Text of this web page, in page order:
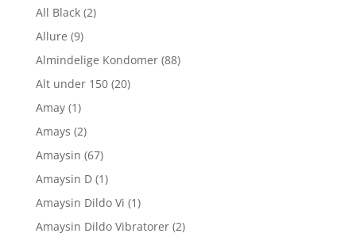
All Black (2)
Allure (9)
Almindelige Kondomer (88)
Alt under 150 (20)
Amay (1)
Amays (2)
Amaysin (67)
Amaysin D (1)
Amaysin Dildo Vi (1)
Amaysin Dildo Vibratorer (2)